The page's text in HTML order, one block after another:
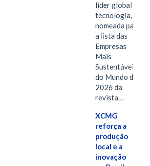
líder global em
tecnologia, foi
nomeada para
a lista das
Empresas
Mais
Sustentáveis
do Mundo de
2026 da
revista…
XCMG
reforça a
produção
local e a
inovação